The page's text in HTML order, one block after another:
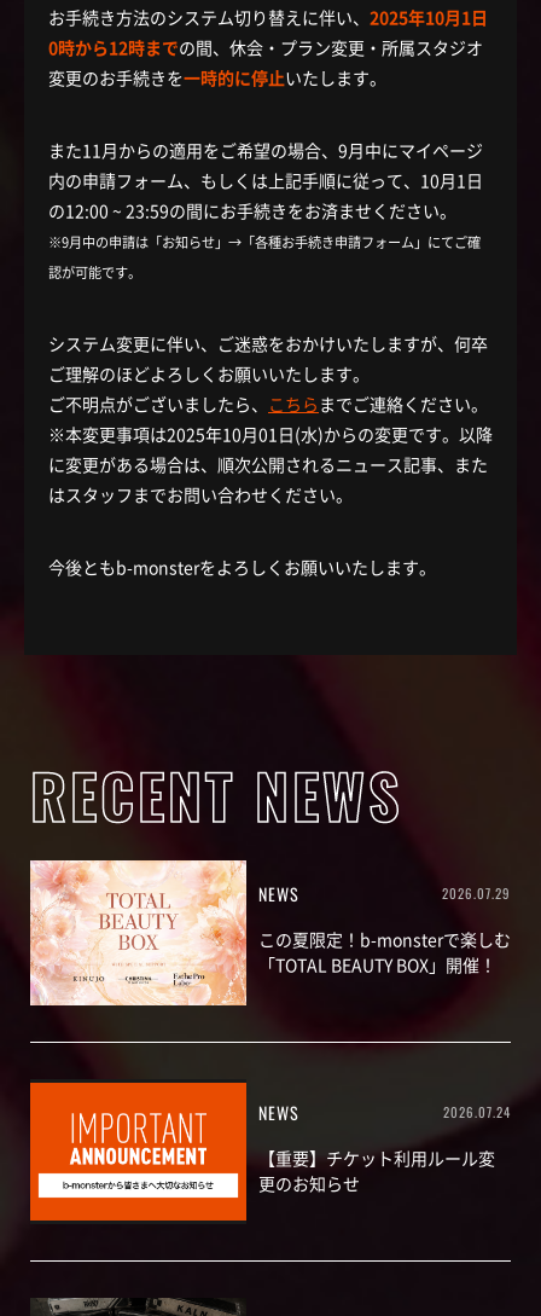
お手続き方法のシステム切り替えに伴い、 2025年10月1日
0時から12時までの間、休会・プラン変更・所属スタジオ
変更のお手続きを一時的に停止いたします。
また11月からの適用をご希望の場合、9月中にマイページ
内の申請フォーム、もしくは上記手順に従って、10月1日
の12:00 ~ 23:59の間にお手続きをお済ませください。
※9月中の申請は「お知らせ」→「各種お手続き申請フォーム」にてご確
認が可能です。
システム変更に伴い、ご迷惑をおかけいたしますが、何卒
ご理解のほどよろしくお願いいたします。
ご不明点がございましたら、 こちら までご連絡ください。
※本変更事項は2025年10月01日(水)からの変更です。以降
に変更がある場合は、順次公開されるニュース記事、また
はスタッフまでお問い合わせください。
今後ともb-monsterをよろしくお願いいたします。
RECENT NEWS
NEWS 2026.07.29
この夏限定！b-monsterで楽しむ
「TOTAL BEAUTY BOX」開催！
NEWS 2026.07.24
【重要】チケット利用ルール変
更のお知らせ